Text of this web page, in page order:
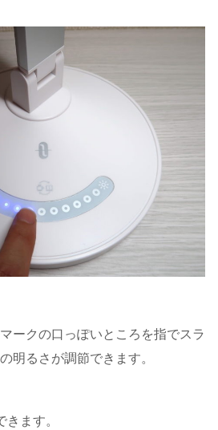
ークの口っぽいところを指でスラ
明るさが調節できます。
きます。